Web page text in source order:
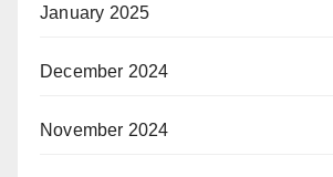
January 2025
December 2024
November 2024